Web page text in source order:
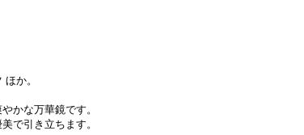
か。
かな万華鏡です。
で引き立ちます。